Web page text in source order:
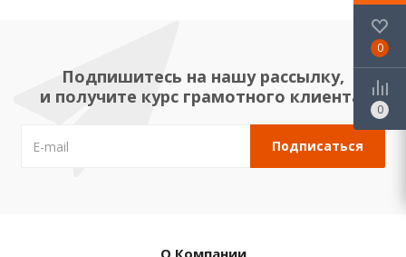
Подпишитесь на нашу рассылку,
и получите курс грамотного клиента!
О Компании
0
0